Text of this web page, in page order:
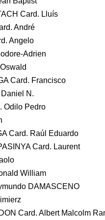
Card. Lluís
André
Angelo
Adrien
Card. Francisco
N.
Odilo Pedro
Card. Raúl Eduardo
Card. Laurent
William
DAMASCENO
Card. Albert Malcolm